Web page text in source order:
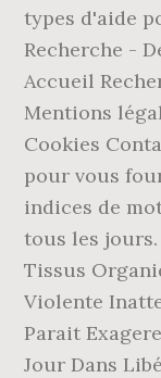
types d'aide
Recherche -
Accueil
Mentions
Cookies
pour vous
indices de
tous les
Tissus
Violente
Parait
Jour Dans